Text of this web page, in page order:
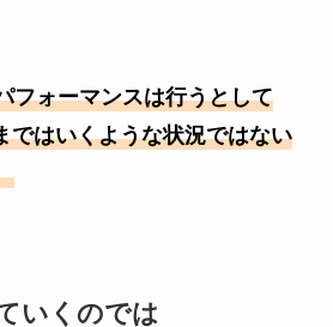
フォーマンスは行うとして
ではいくような状況ではない
いくのでは